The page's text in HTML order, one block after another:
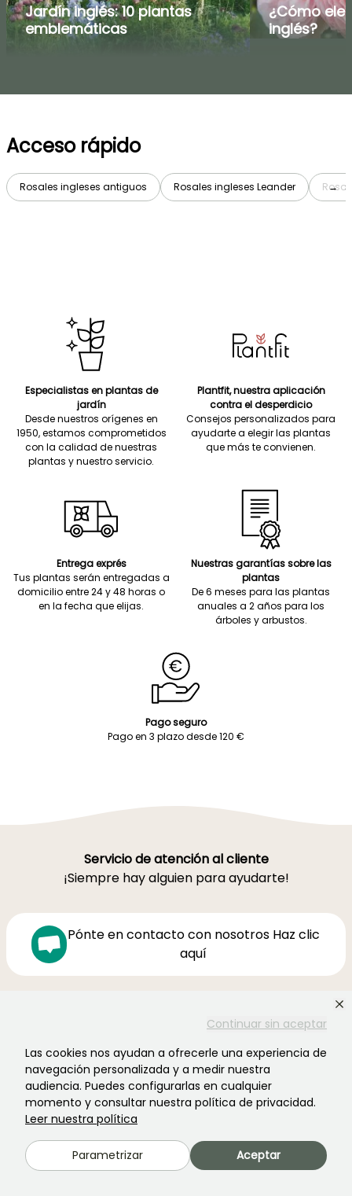
Continuar sin aceptar
Las cookies nos ayudan a ofrecerle una experiencia de
navegación personalizada y a medir nuestra
audiencia. Puedes configurarlas en cualquier
momento y consultar nuestra política de privacidad.
Leer nuestra política
Parametrizar Aceptar
Jardín inglés: 10 plantas
emblemáticas
¿Cómo
inglés?
Acceso rápido
Rosales ingleses antiguos Rosales ingleses Leander →
Especialistas en plantas de
jardín
Desde nuestros orígenes en
1950, estamos comprometidos
con la calidad de nuestras
plantas y nuestro servicio.
Plantfit, nuestra aplicación
contra el desperdicio
Consejos personalizados para
ayudarte a elegir las plantas
que más te convienen.
Entrega exprés
Tus plantas serán entregadas a
domicilio entre 24 y 48 horas o
en la fecha que elijas.
Nuestras garantías sobre las
plantas
De 6 meses para las plantas
anuales a 2 años para los
árboles y arbustos.
Pago seguro
Pago en 3 plazo desde 120 €
Servicio de atención al cliente
¡Siempre hay alguien para ayudarte!
Pónte en contacto con nosotros Haz clic
aquí
Sábado 9h-16h
Ferme de la Cœuillerie
1012 rue Roger Lecerf
59840 Premesques
Francia
Contacta con nosotros →